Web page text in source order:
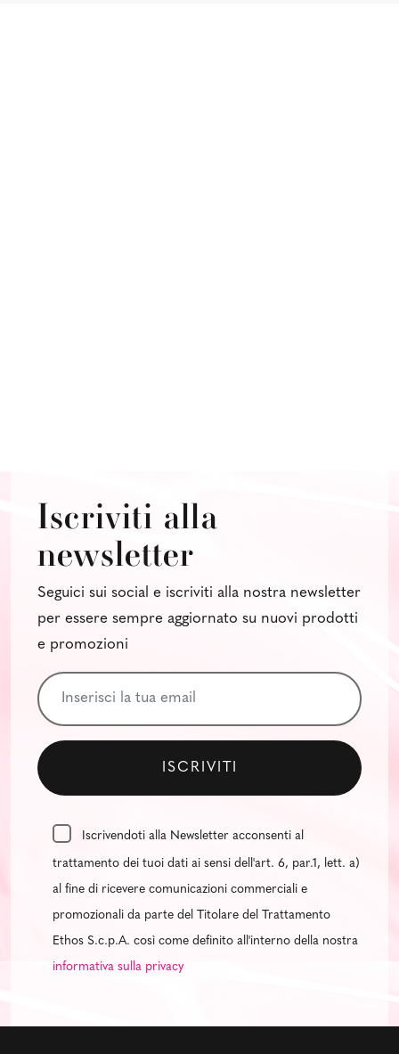
Iscriviti alla
newsletter
Seguici sui social e iscriviti alla nostra newsletter
per essere sempre aggiornato su nuovi prodotti
e promozioni
Iscrivendoti alla Newsletter acconsenti al
trattamento dei tuoi dati ai sensi dell'art. 6, par.1, lett. a)
al fine di ricevere comunicazioni commerciali e
promozionali da parte del Titolare del Trattamento
Ethos S.c.p.A. così come definito all'interno della nostra
informativa sulla privacy